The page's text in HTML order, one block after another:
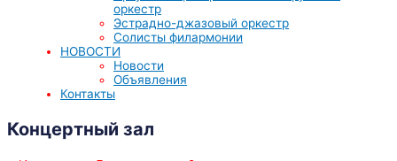
оркестр
Эстрадно-джазовый оркестр
Солисты филармонии
НОВОСТИ
Новости
Объявления
Контакты
Концертный зал